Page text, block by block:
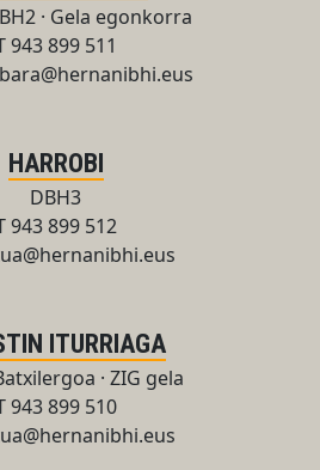
· Gela egonkorra
943 899 511
HARROBI
DBH3
943 899 512
ITURRIAGA
· ZIG gela
943 899 510